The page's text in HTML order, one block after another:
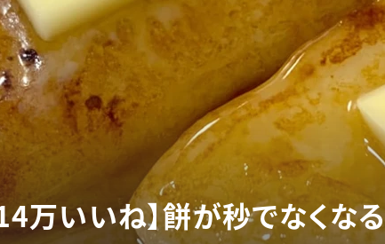
万いいね】餅が秒でなくなる